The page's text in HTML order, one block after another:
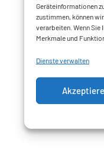
Geräteinformationen
zustimmen, können
verarbeiten. Wenn Sie
Merkmale und
Dienste verwalten